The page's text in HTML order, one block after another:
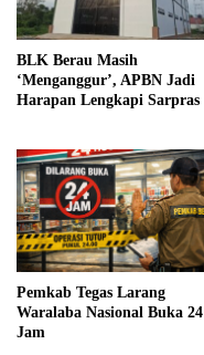
BLK Berau Masih
‘Menganggur’, APBN Jadi
Harapan Lengkapi Sarpras
Pemkab Tegas Larang
Waralaba Nasional Buka 24
Jam